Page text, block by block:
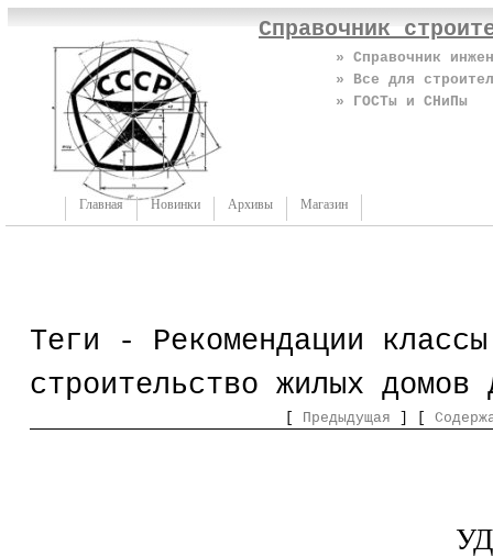
Справочник
» Справочник
» Все для
» ГОСТы и СНиПы
Главная Новинки Архивы Магазин
Теги - Рекомендации
строительство жилых домов
Предыдущая